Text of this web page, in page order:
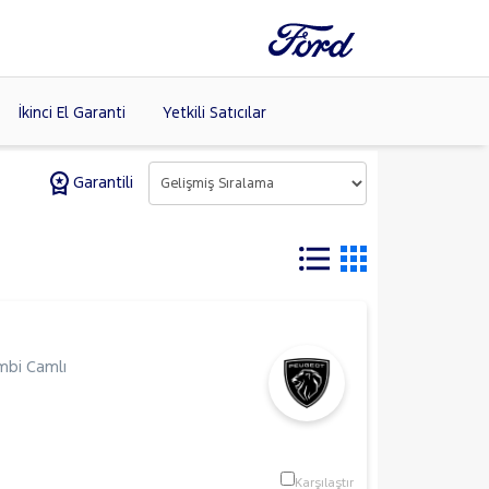
İkinci El Garanti Yetkili Satıcılar
Garantili
Camlı
Karşılaştır